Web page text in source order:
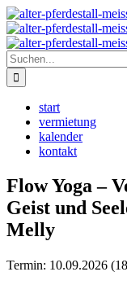
Zum
Inhalt
springen
Instagram
Suche
nach:
start
vermietung
kalender
kontakt
Flow Yoga –
Geist und
Melly
Termin: 10.09.2026